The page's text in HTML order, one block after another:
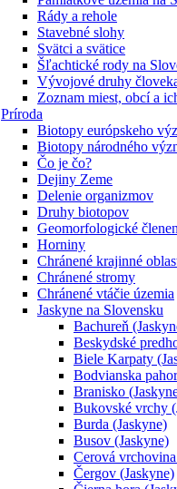
Rády a rehole
Stavebné slohy
Svätci a svätice
Šľachtické rody na
Vývojové druhy
Zoznam miest, obcí a
Príroda
Biotopy európskeho
Biotopy národného
Čo je čo?
Dejiny Zeme
Delenie organizmov
Druhy biotopov
Geomorfologické
Horniny
Chránené krajinné
Chránené stromy
Chránené vtáčie územia
Jaskyne na Slovensku
Bachureň
Beskydské
Biele Karpaty
Bodvianska
Branisko
Bukovské vrchy
Burda (Jaskyne)
Busov (Jaskyne)
Cerová
Čergov (Jaskyne)